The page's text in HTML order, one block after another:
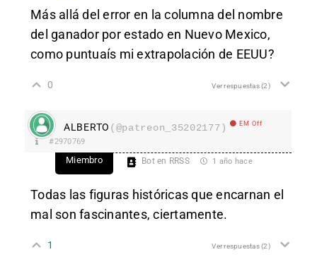
Más allá del error en la columna del nombre
del ganador por estado en Nuevo Mexico,
como puntuaís mi extrapolación de EEUU?
0 Ver respuestas(2)
ALBERTO (@patreon_35202177) EM Off
#2970769
Miembro Bot en RRSS 1 año hace
Todas las figuras históricas que encarnan el
mal son fascinantes, ciertamente.
1 Ver respuestas(2)